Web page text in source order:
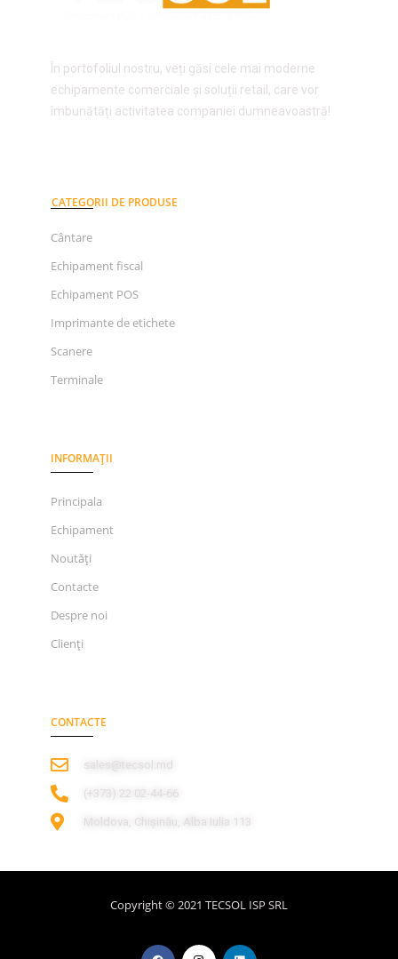
În portofoliul nostru, veți găsi cele mai moderne
echipamente comerciale și soluții retail, care vor
îmbunătăți activitatea companiei dumneavoastră!
CATEGORII DE PRODUSE
Cântare
Echipament fiscal
Echipament POS
Imprimante de etichete
Scanere
Terminale
INFORMAȚII
Principala
Echipament
Noutăți
Contacte
Despre noi
Clienți
CONTACTE
sales@tecsol.md
‎(+373) 22 02-44-66
Moldova, Chișinău, Alba Iulia 113
Copyright © 2021 TECSOL ISP SRL